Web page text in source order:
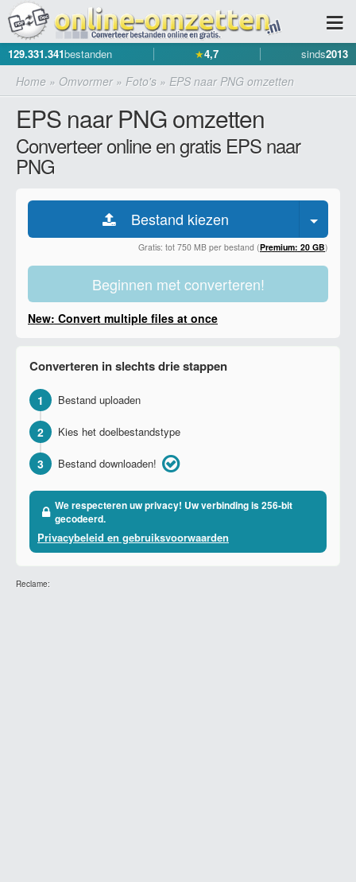
129.331.341bestanden ★4,7 sinds2013
Home » Omvormer» Foto's » EPS naar PNG omzetten
EPS naar PNG omzetten
Converteer online en gratis EPS naar
PNG
Bestand kiezen
Gratis: tot 750 MB per bestand (Premium: 20 GB)
Beginnen met converteren!
New: Convert multiple files at once
Converteren in slechts drie stappen
1 Bestand uploaden
2 Kies het doelbestandstype
3 Bestand downloaden!
We respecteren uw privacy! Uw verbinding is 256-bit
gecodeerd.
Privacybeleid en gebruiksvoorwaarden
Reclame: